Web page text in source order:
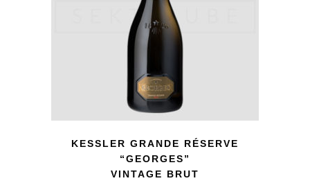
KESSLER GRANDE RÉSERVE
“GEORGES”
VINTAGE BRUT